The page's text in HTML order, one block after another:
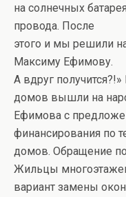
на солнечных
провода. После
этого и мы решили
Максиму Ефимову.
А вдруг
домов вышли на
Ефимова с
финансирования по
домов. Обращение
Жильцы
вариант замены